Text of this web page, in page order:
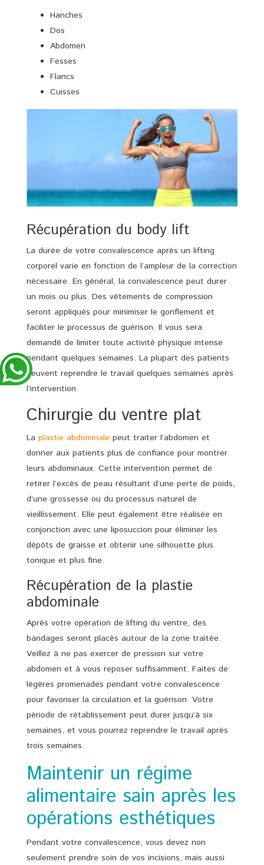
Hanches
Dos
Abdomen
Fesses
Flancs
Cuisses
Récupération du body lift
La durée de votre convalescence après un lifting
corporel varie en fonction de l’ampleur de la correction
nécessaire. En général, la convalescence peut durer
un mois ou plus. Des vêtements de compression
seront appliqués pour minimiser le gonflement et
faciliter le processus de guérison. Il vous sera
demandé de limiter toute activité physique intense
pendant quelques semaines. La plupart des patients
peuvent reprendre le travail quelques semaines après
l’intervention.
Chirurgie du ventre plat
La plastie abdominale peut traiter l’abdomen et
donner aux patients plus de confiance pour montrer
leurs abdominaux. Cette intervention permet de
retirer l’excès de peau résultant d’une perte de poids,
d’une grossesse ou du processus naturel de
vieillissement. Elle peut également être réalisée en
conjonction avec une liposuccion pour éliminer les
dépôts de graisse et obtenir une silhouette plus
tonique et plus fine.
Récupération de la plastie
abdominale
Après votre opération de lifting du ventre, des
bandages seront placés autour de la zone traitée.
Veillez à ne pas exercer de pression sur votre
abdomen et à vous reposer suffisamment. Faites de
légères promenades pendant votre convalescence
pour favoriser la circulation et la guérison. Votre
période de rétablissement peut durer jusqu’à six
semaines, et vous pourrez reprendre le travail après
trois semaines.
Maintenir un régime
alimentaire sain après les
opérations esthétiques
Pendant votre convalescence, vous devez non
seulement prendre soin de vos incisions, mais aussi